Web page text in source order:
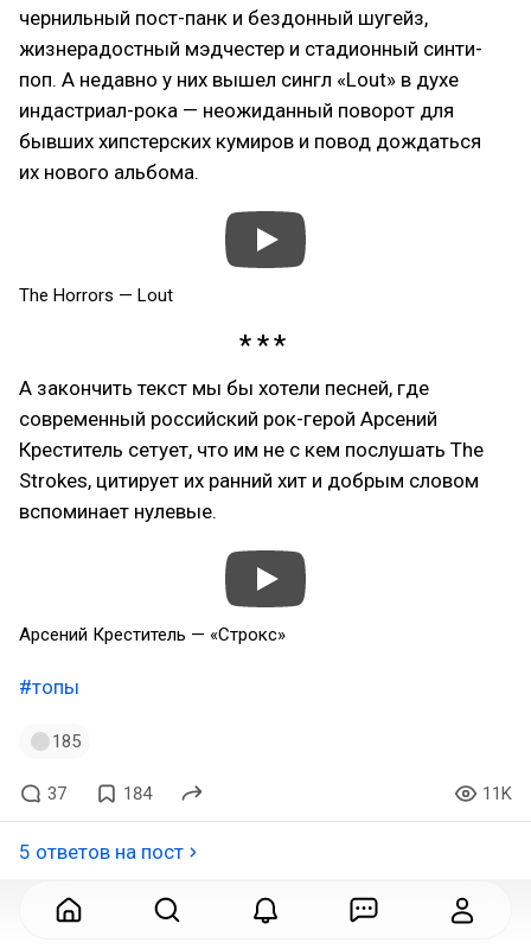
чернильный пост-панк и бездонный шугейз,
жизнерадостный мэдчестер и стадионный синти-
поп. А недавно у них вышел сингл «Lout» в духе
индастриал-рока — неожиданный поворот для
бывших хипстерских кумиров и повод дождаться
их нового альбома.
The Horrors — Lout
А закончить текст мы бы хотели песней, где
современный российский рок-герой Арсений
Креститель сетует, что им не с кем послушать The
Strokes, цитирует их ранний хит и добрым словом
вспоминает нулевые.
Арсений Креститель — «Строкс»
#топы
185
37 184 11K
5 ответов на пост